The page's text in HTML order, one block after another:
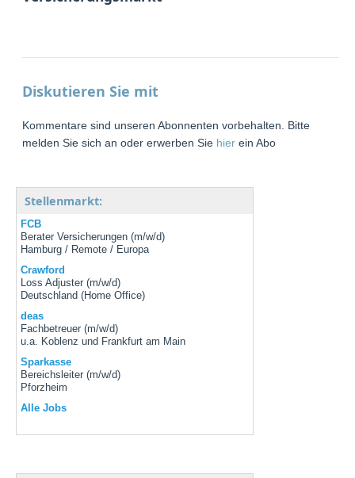
Diskutieren Sie mit
Kommentare sind unseren Abonnenten vorbehalten. Bitte
melden Sie sich an oder erwerben Sie hier ein Abo
Stellenmarkt:
FCB
Berater Versicherungen (m/w/d)
Hamburg / Remote / Europa
Crawford
Loss Adjuster (m/w/d)
Deutschland (Home Office)
deas
Fachbetreuer (m/w/d)
u.a. Koblenz und Frankfurt am Main
Sparkasse
Bereichsleiter (m/w/d)
Pforzheim
Alle Jobs